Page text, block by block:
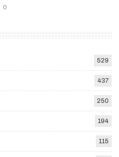
0
529
437
250
194
115